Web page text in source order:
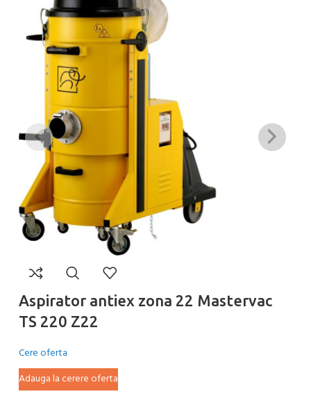
Aspirator antiex zona 22 Mastervac
TS 220 Z22
Cere oferta
Adauga la cerere oferta